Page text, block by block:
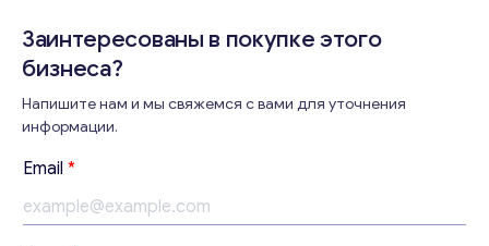
Отправьте нам запрос, и мы свяжемся с вами в
Email*
Заинтересованы в покупке этого
бизнеса?
Напишите нам и мы свяжемся с вами для уточнения
информации.
Email *